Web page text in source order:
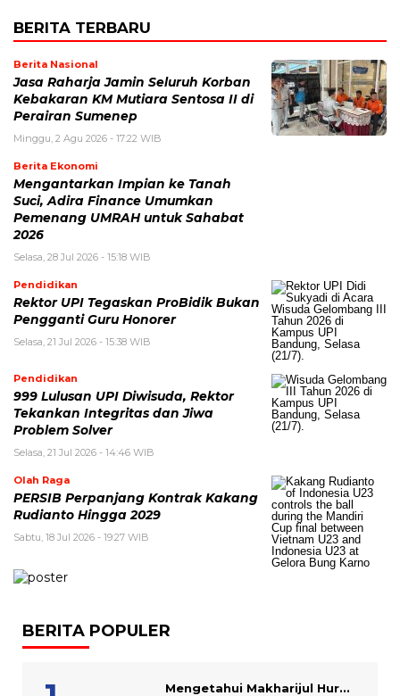
BERITA TERBARU
Berita Nasional
Jasa Raharja Jamin Seluruh Korban
Kebakaran KM Mutiara Sentosa II di
Perairan Sumenep
Minggu, 2 Agu 2026 - 17:22 WIB
Berita Ekonomi
Mengantarkan Impian ke Tanah
Suci, Adira Finance Umumkan
Pemenang UMRAH untuk Sahabat
2026
Selasa, 28 Jul 2026 - 15:18 WIB
Pendidikan
Rektor UPI Tegaskan ProBidik Bukan
Pengganti Guru Honorer
Selasa, 21 Jul 2026 - 15:38 WIB
Pendidikan
999 Lulusan UPI Diwisuda, Rektor
Tekankan Integritas dan Jiwa
Problem Solver
Selasa, 21 Jul 2026 - 14:46 WIB
Olah Raga
PERSIB Perpanjang Kontrak Kakang
Rudianto Hingga 2029
Sabtu, 18 Jul 2026 - 19:27 WIB
BERITA POPULER
Mengetahui Makharijul Hur...